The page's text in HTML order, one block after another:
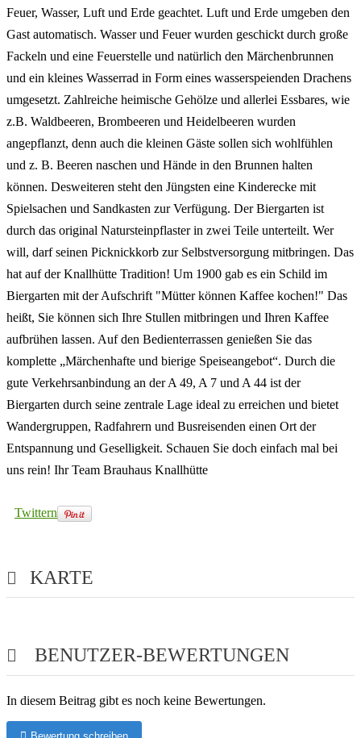
Feuer, Wasser, Luft und Erde geachtet. Luft und Erde umgeben den
Gast automatisch. Wasser und Feuer wurden geschickt durch große
Fackeln und eine Feuerstelle und natürlich den Märchenbrunnen
und ein kleines Wasserrad in Form eines wasserspeienden Drachens
umgesetzt. Zahlreiche heimische Gehölze und allerlei Essbares, wie
z.B. Waldbeeren, Brombeeren und Heidelbeeren wurden
angepflanzt, denn auch die kleinen Gäste sollen sich wohlfühlen
und z. B. Beeren naschen und Hände in den Brunnen halten
können. Desweiteren steht den Jüngsten eine Kinderecke mit
Spielsachen und Sandkasten zur Verfügung. Der Biergarten ist
durch das original Natursteinpflaster in zwei Teile unterteilt. Wer
will, darf seinen Picknickkorb zur Selbstversorgung mitbringen. Das
hat auf der Knallhütte Tradition! Um 1900 gab es ein Schild im
Biergarten mit der Aufschrift "Mütter können Kaffee kochen!" Das
heißt, Sie können sich Ihre Stullen mitbringen und Ihren Kaffee
aufbrühen lassen. Auf den Bedienterrassen genießen Sie das
komplette „Märchenhafte und bierige Speiseangebot“. Durch die
gute Verkehrsanbindung an der A 49, A 7 und A 44 ist der
Biergarten durch seine zentrale Lage ideal zu erreichen und bietet
Wandergruppen, Radfahrern und Busreisenden einen Ort der
Entspannung und Geselligkeit. Schauen Sie doch einfach mal bei
uns rein! Ihr Team Brauhaus Knallhütte
Twittern
KARTE
BENUTZER-BEWERTUNGEN
In diesem Beitrag gibt es noch keine Bewertungen.